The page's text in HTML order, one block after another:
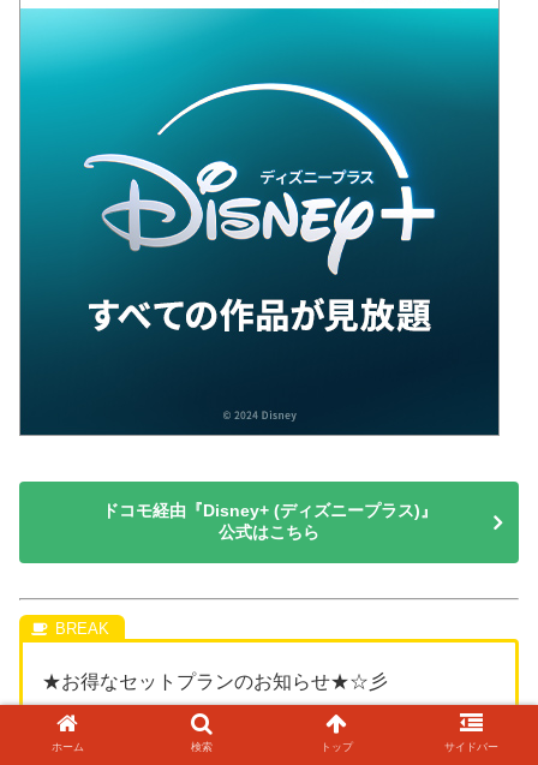
ドコモ経由『Disney+ (ディズニープラス)』
公式はこちら
★お得なセットプランのお知らせ★☆彡
「Hulu」と「ディズニープラス」の両方が使える。
料金が最大20%安いお得なセットプラン♪
ホーム 検索 トップ サイドバー